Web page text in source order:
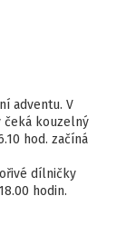
adventu. V
čeká kouzelný
hod. začíná
dílničky
hodin.